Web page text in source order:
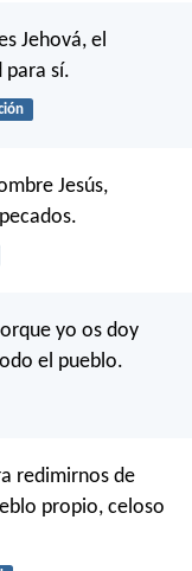
Jehová, el
para sí.
Jesús,
yo os doy
el pueblo.
redimirnos de
propio, celoso